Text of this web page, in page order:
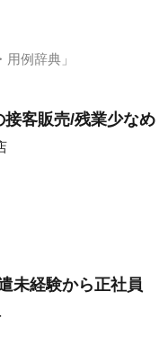
例辞典」
客販売/残業少なめ
未経験から正社員